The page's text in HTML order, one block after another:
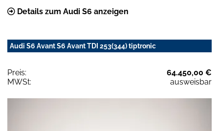
Details zum Audi S6 anzeigen
Audi S6 Avant S6 Avant TDI 253(344) tiptronic
Preis:
64.450,00 €
MWSt:
ausweisbar